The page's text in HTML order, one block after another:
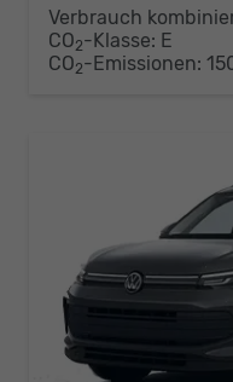
Verbrauch
CO2-Klasse: E
CO2-Emissionen: